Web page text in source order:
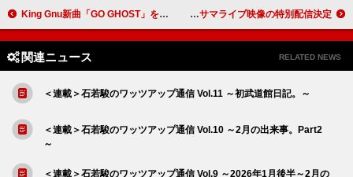
King Gnu新曲「GO GHOST」を起用、TVアニメ『攻殻機動隊 THE GHOST IN THE SHELL』ノンクレOP映像公開 ReoNa、新曲「Amore」MVプレミア公開＆過去出演アニサマライブ映像の特別配信決定
関連ニュース RELATED NEWS
＜連載＞石若駿のワッツアップ通信 Vol.11 ～初武道館日記。～
＜連載＞石若駿のワッツアップ通信 Vol.10 ～2月の出来事。Part2
～
＜連載＞石若駿のワッツアップ通信 Vol.9 ～2026年1月後半～2月の